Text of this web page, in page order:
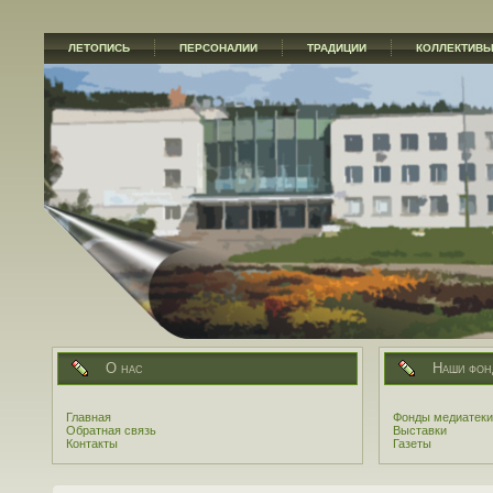
ЛЕТОПИСЬ ПЕРСОНАЛИИ ТРАДИЦИИ КОЛЛЕКТИВЫ
О нас
Главная
Обратная связь
Контакты
Наши
Фонды медиатеки
Выставки
Газеты